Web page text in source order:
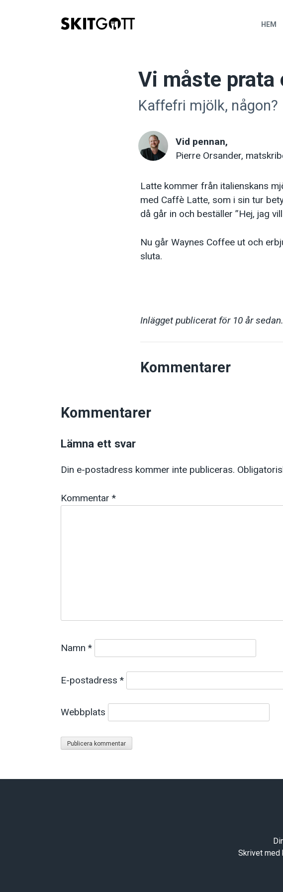
HEM
Vi måste prata
Kaffefri mjölk, någon?
Vid pennan,
Pierre Orsander,
Latte kommer från italienskans
med Caffè Latte, som i sin tur
då går in och beställer ”Hej, jag
Nu går Waynes Coffee ut och
sluta.
Inlägget publicerat för 10 år sedan.
Kommentarer
Kommentarer
Lämna ett svar
Din e-postadress kommer inte publiceras.
Kommentar *
Namn *
E-postadress *
Webbplats
Skrivet med